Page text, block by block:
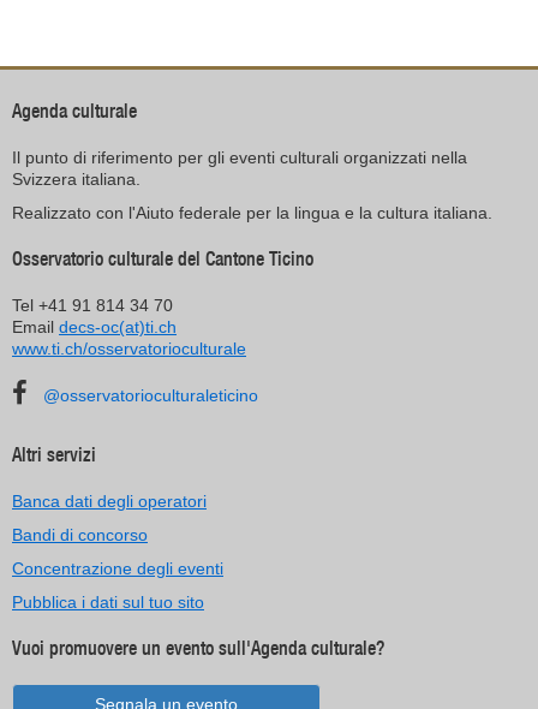
Agenda culturale
Il punto di riferimento per gli eventi culturali organizzati nella
Svizzera italiana.
Realizzato con l'Aiuto federale per la lingua e la cultura italiana.
Osservatorio culturale del Cantone Ticino
Tel +41 91 814 34 70
Email decs-oc(at)ti.ch
www.ti.ch/osservatorioculturale
@osservatorioculturaleticino
Altri servizi
Banca dati degli operatori
Bandi di concorso
Concentrazione degli eventi
Pubblica i dati sul tuo sito
Vuoi promuovere un evento sull'Agenda culturale?
Segnala un evento